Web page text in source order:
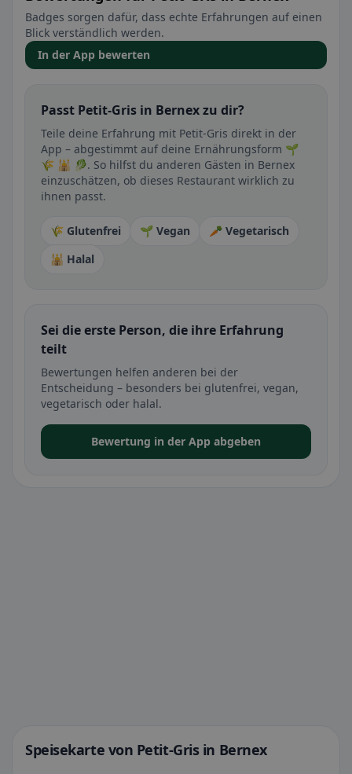
Badges sorgen dafür, dass echte Erfahrungen auf einen
Blick verständlich werden.
In der App bewerten
Passt Petit-Gris in Bernex zu dir?
Teile deine Erfahrung mit Petit-Gris direkt in der
App – abgestimmt auf deine Ernährungsform 🌱
🌾 🕌 🥬. So hilfst du anderen Gästen in Bernex
einzuschätzen, ob dieses Restaurant wirklich zu
ihnen passt.
🌾 Glutenfrei 🌱 Vegan
🥕 Vegetarisch
🕌 Halal
Sei die erste Person, die ihre Erfahrung
teilt
Bewertungen helfen anderen bei der
Entscheidung – besonders bei glutenfrei, vegan,
vegetarisch oder halal.
Bewertung in der App abgeben
Speisekarte von Petit-Gris in Bernex